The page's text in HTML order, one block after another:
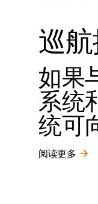
巡
如果
系统
统可
阅读更多